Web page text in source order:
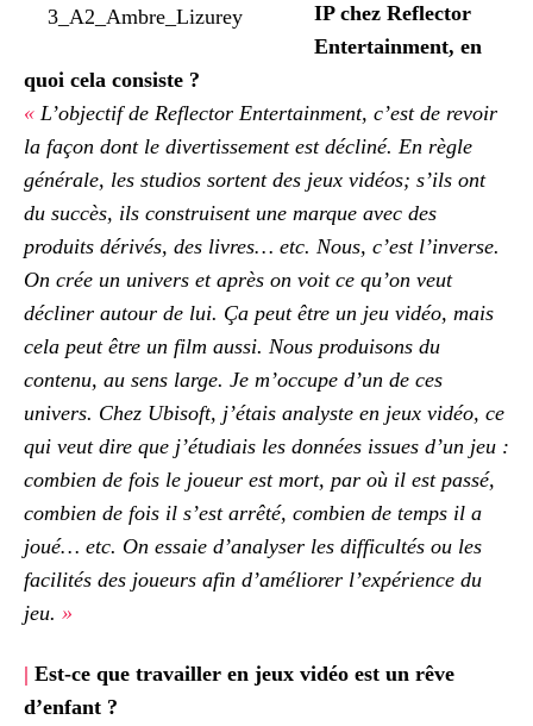
IP chez Reflector
Entertainment, en
quoi cela consiste ?
« L’objectif de Reflector Entertainment, c’est de revoir
la façon dont le divertissement est décliné. En règle
générale, les studios sortent des jeux vidéos; s’ils ont
du succès, ils construisent une marque avec des
produits dérivés, des livres… etc. Nous, c’est l’inverse.
On crée un univers et après on voit ce qu’on veut
décliner autour de lui. Ça peut être un jeu vidéo, mais
cela peut être un film aussi. Nous produisons du
contenu, au sens large. Je m’occupe d’un de ces
univers. Chez Ubisoft, j’étais analyste en jeux vidéo, ce
qui veut dire que j’étudiais les données issues d’un jeu :
combien de fois le joueur est mort, par où il est passé,
combien de fois il s’est arrêté, combien de temps il a
joué… etc. On essaie d’analyser les difficultés ou les
facilités des joueurs afin d’améliorer l’expérience du
jeu. »
| Est-ce que travailler en jeux vidéo est un rêve
d’enfant ?